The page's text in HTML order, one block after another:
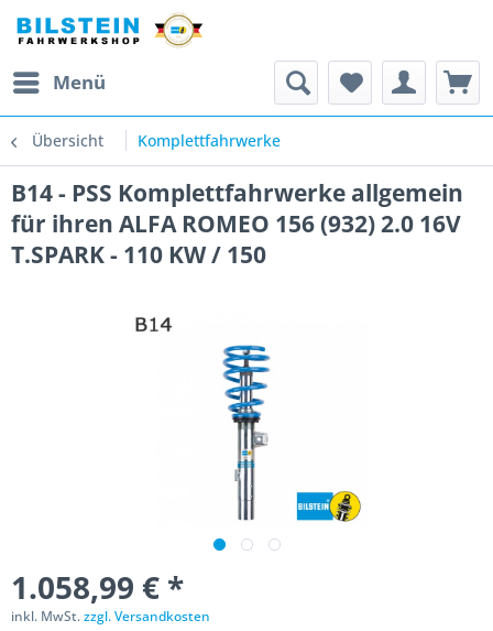
Menü
Übersicht Komplettfahrwerke
B14 - PSS Komplettfahrwerke allgemein
für ihren ALFA ROMEO 156 (932) 2.0 16V
T.SPARK - 110 KW / 150
1.058,99 € *
inkl. MwSt.zzgl. Versandkosten